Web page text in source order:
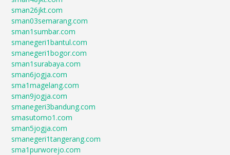
sman26jkt.com
sman03semarang.com
sman1sumbar.com
smanegeri1bantul.com
smanegeri1bogor.com
sman1surabaya.com
sman6jogja.com
sma1magelang.com
sman9jogja.com
smanegeri3bandung.com
smasutomo1.com
sman5jogja.com
smanegeri1tangerang.com
sma1purworejo.com